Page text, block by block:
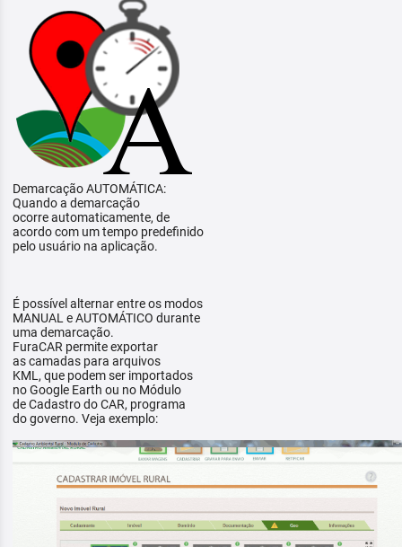
Demarcação AUTOMÁTICA:
Quando a demarcação
ocorre automaticamente, de
acordo com um tempo predefinido
pelo usuário na aplicação.
É possível alternar entre os modos
MANUAL e AUTOMÁTICO durante
uma demarcação.
FuraCAR permite exportar
as camadas para arquivos
KML, que podem ser importados
no Google Earth ou no Módulo
de Cadastro do CAR, programa
do governo. Veja exemplo: